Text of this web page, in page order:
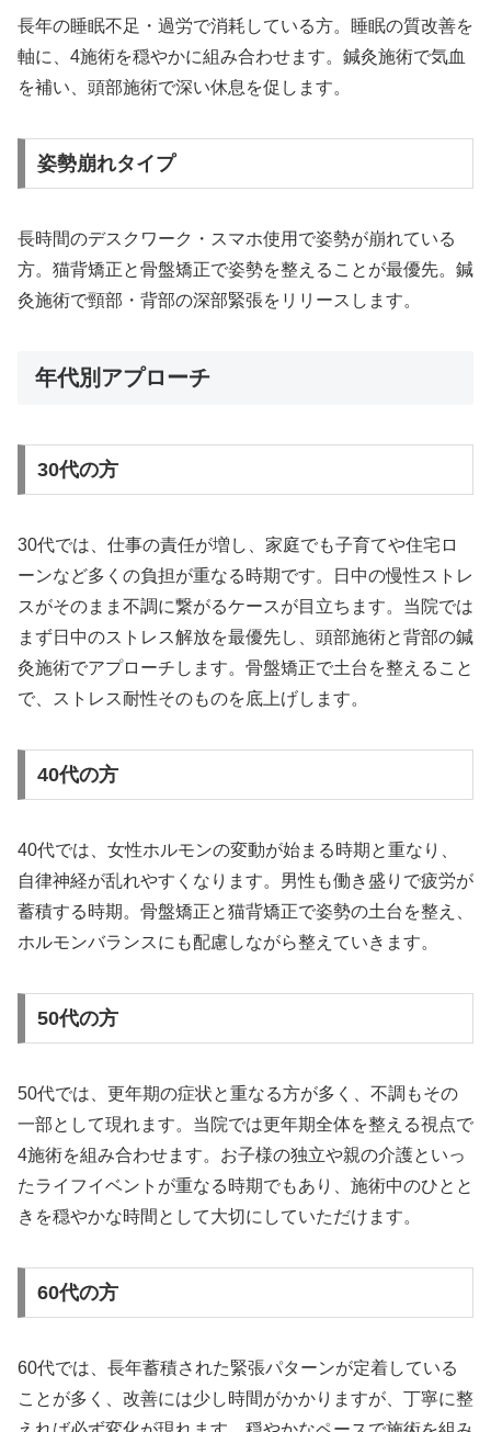
長年の睡眠不足・過労で消耗している方。睡眠の質改善を
軸に、4施術を穏やかに組み合わせます。鍼灸施術で気血
を補い、頭部施術で深い休息を促します。
姿勢崩れタイプ
長時間のデスクワーク・スマホ使用で姿勢が崩れている
方。猫背矯正と骨盤矯正で姿勢を整えることが最優先。鍼
灸施術で頸部・背部の深部緊張をリリースします。
年代別アプローチ
30代の方
30代では、仕事の責任が増し、家庭でも子育てや住宅ロ
ーンなど多くの負担が重なる時期です。日中の慢性ストレ
スがそのまま不調に繋がるケースが目立ちます。当院では
まず日中のストレス解放を最優先し、頭部施術と背部の鍼
灸施術でアプローチします。骨盤矯正で土台を整えること
で、ストレス耐性そのものを底上げします。
40代の方
40代では、女性ホルモンの変動が始まる時期と重なり、
自律神経が乱れやすくなります。男性も働き盛りで疲労が
蓄積する時期。骨盤矯正と猫背矯正で姿勢の土台を整え、
ホルモンバランスにも配慮しながら整えていきます。
50代の方
50代では、更年期の症状と重なる方が多く、不調もその
一部として現れます。当院では更年期全体を整える視点で
4施術を組み合わせます。お子様の独立や親の介護といっ
たライフイベントが重なる時期でもあり、施術中のひとと
きを穏やかな時間として大切にしていただけます。
60代の方
60代では、長年蓄積された緊張パターンが定着している
ことが多く、改善には少し時間がかかりますが、丁寧に整